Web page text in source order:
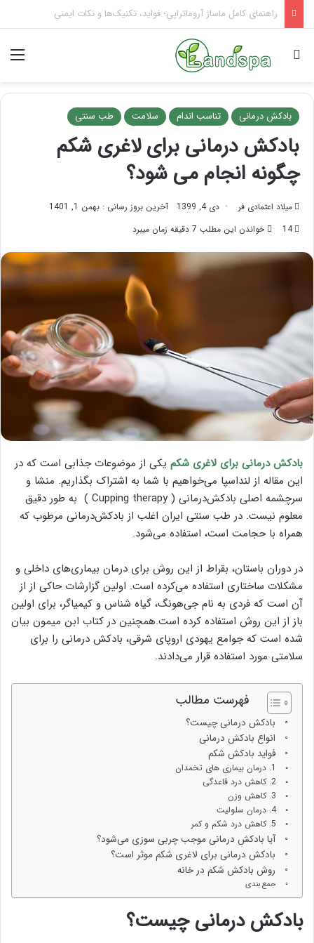
تاثیر ماساژ بر افسردگی؛ با ماساژ درمانی افسردگی را درمان کنید!
جستجو برای
بادکش درمانی تناسب اندام سلامت طب سنتی
بادکش درمانی برای لاغری شکم
چگونه انجام می شود؟
میلاد اعتمادی فر دی 4, 1399
آخرین بروز رسانی : بهمن 1, 1401
14
خواندن این مطلب 7 دقیقه زمان میبرد
بادکش درمانی برای لاغری شکم یکی از موضوعات جذابی است که در
این مقاله از لنداسپا می‌خواهیم با شما به اشتراک بگذاریم. منشا و
سرچشمه اصلی بادکش‌درمانی (Cupping therapy ) به طور دقیق
معلوم نیست. در طب سنتی ایران اغلب از بادکش‌درمانی مرطوب که
همراه با حجامت است، استفاده می‌شود.
در دوران باستان، بقراط از این روش برای درمان بیماری‌های داخلی و
مشکلات ساختاری استفاده می‌کرده است. اولین گزارشات حاکی از از
آن است که فردی به نام جیهونگ، گیاه شناس و کیمیا‌گر، برای اولین
باز از این روش استفاده کرده است.همچنین در کتاب ابن میمون بیان
شده است که جوامع یهودی اروپای شرقی، بادکش درمانی را برای
سلامتی مورد استفاده قرار می‌دادند.
فهرست مطالب
بادکش‌ درمانی چیست؟
انواع بادکش درمانی
فواید بادکش شکم
1. درمان بیماری‌ های تخمدان
2. کاهش درد قاعدگی
3. کاهش وزن
4. درمان سلولیت
5. کاهش درد شکم و کمر
آیا بادکش‌ درمانی موجب چربی‌ سوزی می‌شود؟
بادکش درمانی برای لاغری شکم موثر است؟
روش بادکش شکم در خانه
جمع بندی
بادکش‌ درمانی چیست؟